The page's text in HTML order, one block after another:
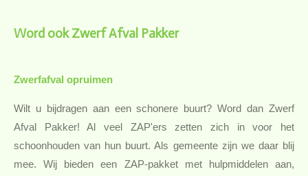
Word ook Zwerf Afval Pakker
Zwerfafval opruimen
Wilt u bijdragen aan een schonere buurt? Word dan Zwerf
Afval Pakker! Al veel ZAP'ers zetten zich in voor het
schoonhouden van hun buurt. Als gemeente zijn we daar blij
mee. Wij bieden een ZAP-pakket met hulpmiddelen aan,